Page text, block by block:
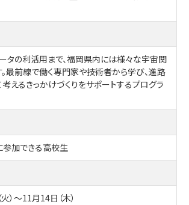
タの利活用まで、福岡県内には様々な宇宙関
最前線で働く専門家や技術者から学び、進路
えるきっかけづくりをサポートするプログラ
加できる高校生
）～11月14日（木）